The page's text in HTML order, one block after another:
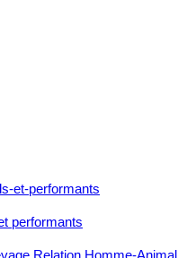
performants
Relation Homme-Animal